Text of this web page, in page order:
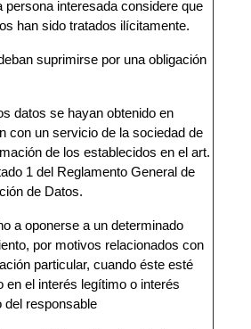
persona interesada considere que
han sido tratados ilícitamente.
suprimirse por una obligación
datos se hayan obtenido en
con un servicio de la sociedad de
de los establecidos en el art.
1 del Reglamento General de
de Datos.
a oponerse a un determinado
por motivos relacionados con
particular, cuando éste esté
en el interés legítimo o interés
del responsable